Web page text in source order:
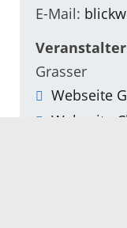
E-Mail:
Grasser
Webseite
Webseite